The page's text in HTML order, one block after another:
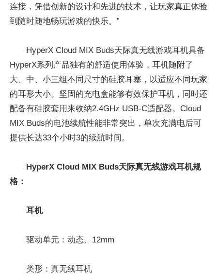
连接，凭借创新的设计和先进的技术，让玩家真正体验
到随时随地畅玩游戏的快乐。”
HyperX Cloud MIX Buds天际真无线游戏耳机具备
HyperX系列产品独有的舒适使用体验，耳机随附了
大、中、小三组不同尺寸的硅胶耳塞，以适应不同玩家
的耳形大小。坚固的充电盒能够有效保护耳机，同时还
配备有硅胶套用来收纳2.4GHz USB-C适配器。Cloud
MIX Buds的电池续航性能非常突出，单次充满电后可
提供长达33个小时3的续航时间。
HyperX Cloud MIX Buds天际真无线游戏耳机规
格：
耳机
驱动单元：动态、12mm
类形：真无线耳机